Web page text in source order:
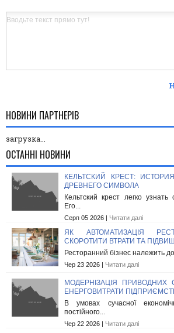
НОВИНИ ПАРТНЕРІВ
загрузка...
ОСТАННІ НОВИНИ
КЕЛЬТСКИЙ КРЕСТ:
ДРЕВНЕГО СИМВОЛА
Кельтский крест легко
Его...
Серп 05 2026 | Читати далі
ЯК АВТОМАТИЗАЦІЯ
СКОРОТИТИ ВТРАТИ ТА
Ресторанний бізнес належить
Чер 23 2026 | Читати далі
МОДЕРНІЗАЦІЯ
ЕНЕРГОВИТРАТИ
В умовах сучасної
постійного...
Чер 22 2026 | Читати далі